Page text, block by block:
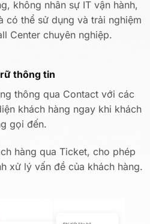
không nhân sự IT vận hành,
có thể sử dụng và trải nghiệm
Center chuyên nghiệp.
thông tin
thông qua Contact với các
khách hàng ngay khi khách
gọi đến.
hàng qua Ticket, cho phép
xử lý vấn đề của khách hàng.